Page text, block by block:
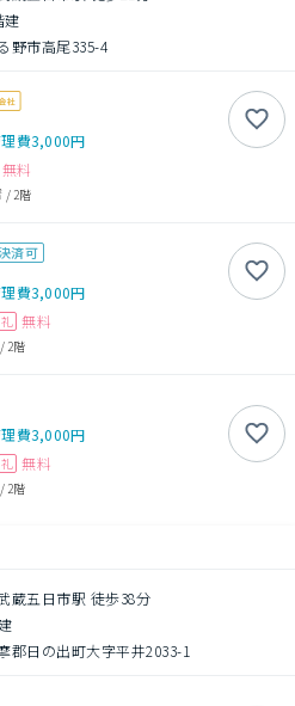
建
野市高尾335-4
費3,000円
無料
/2階
済可
費3,000円
礼 無料
/2階
費3,000円
礼 無料
/ 2階
蔵五日市駅 徒歩38分
郡日の出町大字平井2033-1